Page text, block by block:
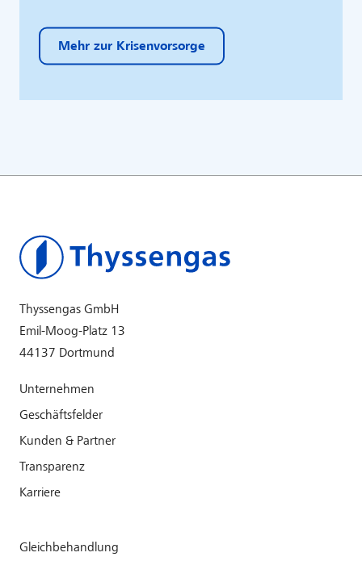
Mehr zur Krisenvorsorge
Thyssengas GmbH
Emil-Moog-Platz 13
44137 Dortmund
Unternehmen
Geschäftsfelder
Kunden & Partner
Transparenz
Karriere
Gleichbehandlung